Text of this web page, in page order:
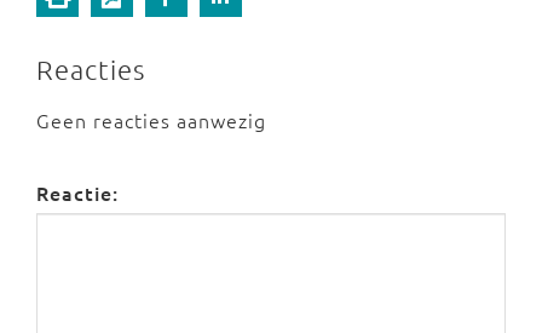
Reacties
Geen reacties aanwezig
Reactie: